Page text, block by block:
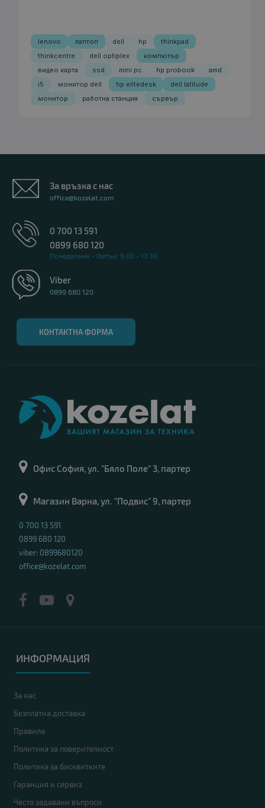
lenovo лаптоп dell hp
thinkpad
thinkcentre
dell optiplex
компютър
видео карта
ssd mini pc hp probook
amd
i5
монитор dell hp elitedesk
dell latitude
монитор
работна станция сървър
За връзка с нас
office@kozelat.com
0 700 13 591
0899 680 120
Понеделник - Петък: 9:00 - 17:30
Viber
0899 680 120
КОНТАКТНА ФОРМА
Офис София, ул. "Бяло Поле" 3, партер
Магазин Варна, ул. "Подвис" 9, партер
0 700 13 591
0899 680 120
viber: 0899680120
office@kozelat.com
ИНФОРМАЦИЯ
За нас
Безплатна доставка
Правила
Политика за поверителност
Политика за бисквитките
Гаранция и сервиз
Често задавани въпроси